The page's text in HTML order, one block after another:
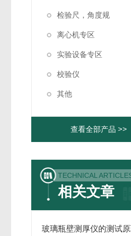
检验尺，角度规
离心机专区
实验设备专区
校验仪
其他
查看全部产品 >>
TECHNICAL
相关文章
玻璃瓶壁测厚仪的测试